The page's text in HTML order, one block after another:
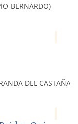
BERNARDO)
DEL CASTAÑAR)